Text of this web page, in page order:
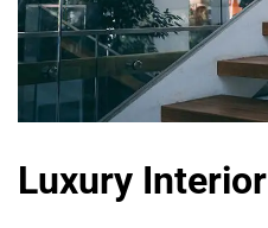
Luxury Interior